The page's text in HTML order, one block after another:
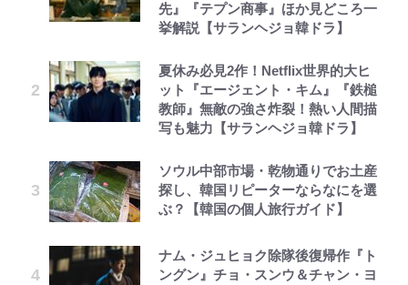
先』『テプン商事』ほか見どころ一
挙解説【サランヘジョ韓ドラ】
夏休み必見2作！Netflix世界的大ヒ
ット『エージェント・キム』『鉄槌
教師』無敵の強さ炸裂！熱い人間描
写も魅力【サランヘジョ韓ドラ】
ソウル中部市場・乾物通りでお土産
探し、韓国リピーターならなにを選
ぶ？【韓国の個人旅行ガイド】
ナム・ジュヒョク除隊後復帰作『ト
ングン』チョ・スンウ＆チャン・ヨ